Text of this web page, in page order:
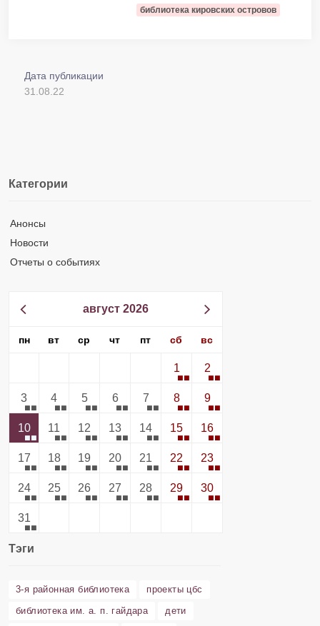
библиотека кировских островов
Дата публикации
31.08.22
Категории
Анонсы
Новости
Отчеты о событиях
август 2026
пн вт ср чт пт сб вс
1 2
3 4 5 6 7 8 9
10 11 12 13 14 15 16
17 18 19 20 21 22 23
24 25 26 27 28 29 30
31
Тэги
3-я районная библиотека
проекты цбс
библиотека им. а. п. гайдара
дети